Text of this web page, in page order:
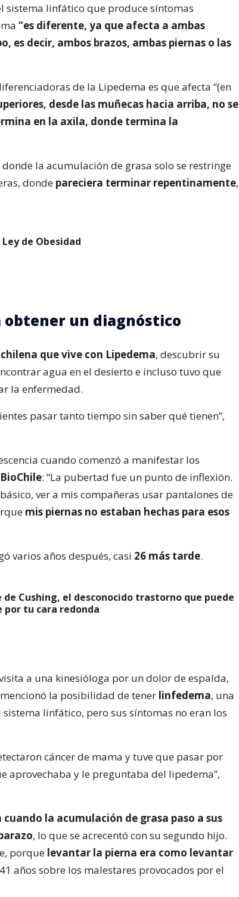
sistema linfático que produce síntomas
“es diferente, ya que afecta a ambas
es decir, ambos brazos, ambas piernas o las
de la Lipedema es que afecta “(en
desde las muñecas hacia arriba, no se
en la axila, donde termina la
la acumulación de grasa solo se restringe
donde pareciera terminar repentinamente,
de Obesidad
obtener un diagnóstico
que vive con Lipedema, descubrir su
agua en el desierto e incluso tuvo que
la enfermedad.
pasar tanto tiempo sin saber qué tienen”,
cuando comenzó a manifestar los
: “La pubertad fue un punto de inflexión.
ver a mis compañeras usar pantalones de
mis piernas no estaban hechas para esos
varios años después, casi 26 más tarde.
de Cushing, el desconocido trastorno que puede
por tu cara redonda
a una kinesióloga por un dolor de espalda,
la posibilidad de tener linfedema, una
linfático, pero sus síntomas no eran los
cáncer de mama y tuve que pasar por
aprovechaba y le preguntaba del lipedema”,
la acumulación de grasa paso a sus
, lo que se acrecentó con su segundo hijo.
porque levantar la pierna era como levantar
años sobre los malestares provocados por el